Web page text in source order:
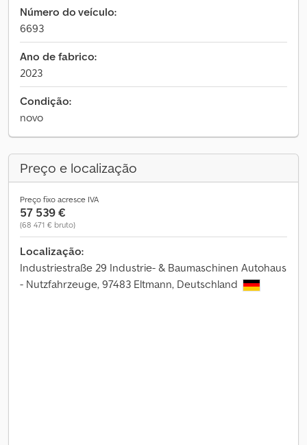
Número do veículo:
6693
Ano de fabrico:
2023
Condição:
novo
Preço e localização
Preço fixo acresce IVA
57 539 €
(68 471 € bruto)
Localização:
Industriestraße 29 Industrie- & Baumaschinen Autohaus
- Nutzfahrzeuge, 97483 Eltmann, Deutschland